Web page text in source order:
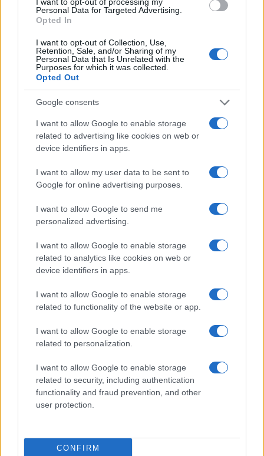
Personal Data for Targeted Advertising.
Opted In
I want to opt-out of Collection, Use,
Retention, Sale, and/or Sharing of my
Personal Data that Is Unrelated with the
Purposes for which it was collected.
Opted Out
Google consents
I want to allow Google to enable storage
related to advertising like cookies on web or
device identifiers in apps.
I want to allow my user data to be sent to
Google for online advertising purposes.
I want to allow Google to send me
personalized advertising.
I want to allow Google to enable storage
related to analytics like cookies on web or
device identifiers in apps.
I want to allow Google to enable storage
related to functionality of the website or app.
I want to allow Google to enable storage
related to personalization.
I want to allow Google to enable storage
related to security, including authentication
functionality and fraud prevention, and other
user protection.
CONFIRM
NEWS
Brent cae un 8.3% y arrastra a las materias primas en agosto
Lucía Herrera · 6 Ago 2026
NEWS
El petróleo Brent cae un 8.46% y arrastra a las materias
primas
Lucía Herrera · 5 Ago 2026
COTIZACIONES CRYPTO